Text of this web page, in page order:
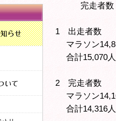
完走者数
1 出走者数
マラソン
合計15,070人
2 完走者数
マラソン
合計14,316人